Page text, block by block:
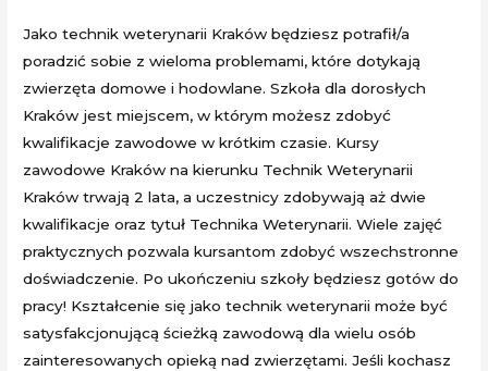
Jako technik weterynarii Kraków będziesz potrafił/a
poradzić sobie z wieloma problemami, które dotykają
zwierzęta domowe i hodowlane. Szkoła dla dorosłych
Kraków jest miejscem, w którym możesz zdobyć
kwalifikacje zawodowe w krótkim czasie. Kursy
zawodowe Kraków na kierunku Technik Weterynarii
Kraków trwają 2 lata, a uczestnicy zdobywają aż dwie
kwalifikacje oraz tytuł Technika Weterynarii. Wiele zajęć
praktycznych pozwala kursantom zdobyć wszechstronne
doświadczenie. Po ukończeniu szkoły będziesz gotów do
pracy! Kształcenie się jako technik weterynarii może być
satysfakcjonującą ścieżką zawodową dla wielu osób
zainteresowanych opieką nad zwierzętami. Jeśli kochasz